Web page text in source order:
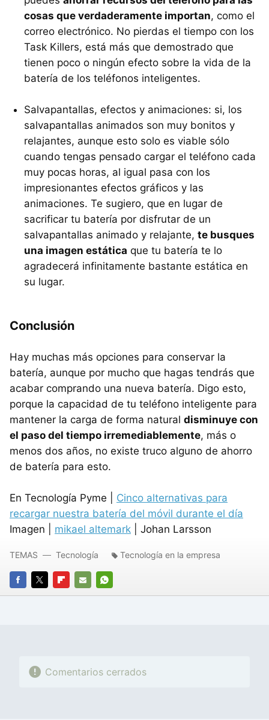
cosas que verdaderamente importan, como el
correo electrónico. No pierdas el tiempo con los
Task Killers, está más que demostrado que
tienen poco o ningún efecto sobre la vida de la
batería de los teléfonos inteligentes.
Salvapantallas, efectos y animaciones: si, los
salvapantallas animados son muy bonitos y
relajantes, aunque esto solo es viable sólo
cuando tengas pensado cargar el teléfono cada
muy pocas horas, al igual pasa con los
impresionantes efectos gráficos y las
animaciones. Te sugiero, que en lugar de
sacrificar tu batería por disfrutar de un
salvapantallas animado y relajante, te busques
una imagen estática que tu batería te lo
agradecerá infinitamente bastante estática en
su lugar.
Conclusión
Hay muchas más opciones para conservar la
batería, aunque por mucho que hagas tendrás que
acabar comprando una nueva batería. Digo esto,
porque la capacidad de tu teléfono inteligente para
mantener la carga de forma natural disminuye con
el paso del tiempo irremediablemente, más o
menos dos años, no existe truco alguno de ahorro
de batería para esto.
En Tecnología Pyme | Cinco alternativas para
recargar nuestra batería del móvil durante el día
Imagen | mikael altemark | Johan Larsson
FACEBOOK
TWITTERFLIPBOARD
E-
WHATSAPP
TEMAS Tecnología Tecnología en la empresa
Comentarios cerrados